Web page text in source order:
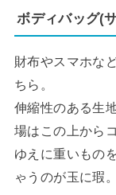
ボディバッグ(
財布やスマホな
ちら。
伸縮性のある生
場はこの上から
ゆえに重いもの
ゃうのが玉に瑕